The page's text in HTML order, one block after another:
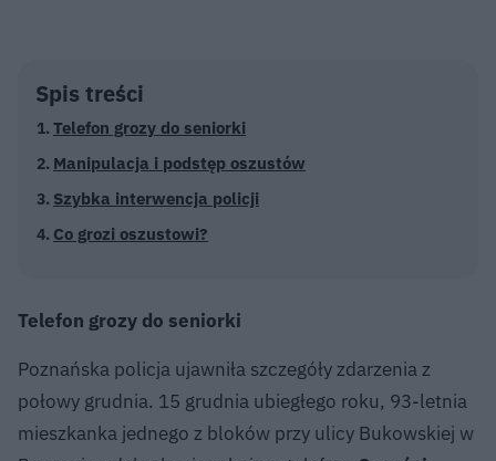
Spis treści
Telefon grozy do seniorki
Manipulacja i podstęp oszustów
Szybka interwencja policji
Co grozi oszustowi?
Telefon grozy do seniorki
Poznańska policja ujawniła szczegóły zdarzenia z
połowy grudnia. 15 grudnia ubiegłego roku, 93-letnia
mieszkanka jednego z bloków przy ulicy Bukowskiej w